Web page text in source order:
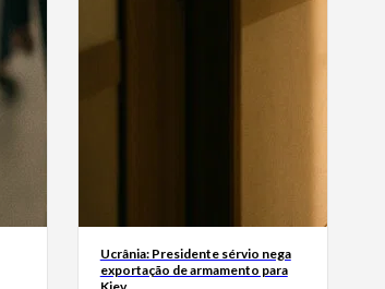
Ucrânia: Presidente sérvio nega
exportação de armamento para